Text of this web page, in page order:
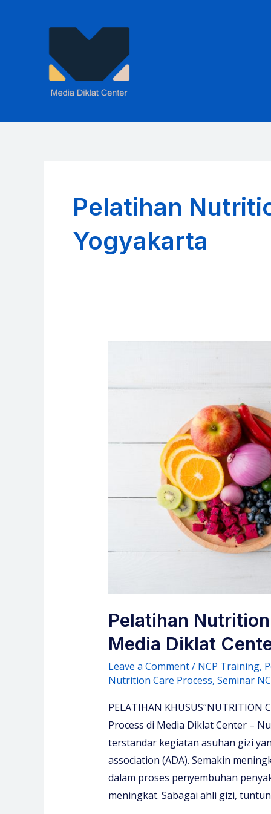
Pelatihan
Yogyakarta
Pelatihan
Media Diklat
Leave a Comment/ NCP Training,
Nutrition Care Process, Seminar
PELATIHAN KHUSUS“NUTRITION
Process di Media Diklat Center –
terstandar kegiatan asuhan gizi
association (ADA). Semakin
dalam proses penyembuhan
meningkat. Sabagai ahli gizi,